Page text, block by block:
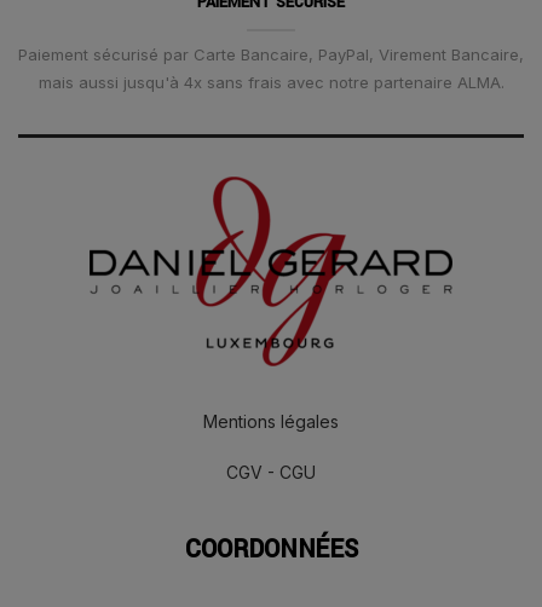
Paiement sécurisé par Carte Bancaire, PayPal, Virement Bancaire,
mais aussi jusqu'à 4x sans frais avec notre partenaire ALMA.
Mentions légales
CGV - CGU
COORDONNÉES